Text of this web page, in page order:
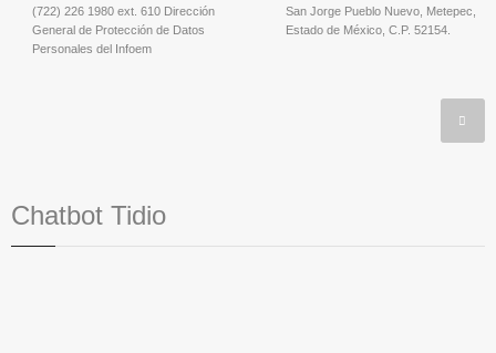
(722) 226 1980 ext. 610 Dirección
General de Protección de Datos
Personales del Infoem
San Jorge Pueblo Nuevo, Metepec,
Estado de México, C.P. 52154.
Chatbot Tidio